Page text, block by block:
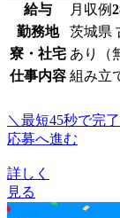
給与 月収例
勤務地
茨城県
寮・社宅 あり（
仕事内容 組み立
＼最短45秒で完
応募へ進む
詳しく
見る